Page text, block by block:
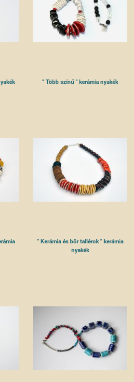
" Több színű " kerámia nyakék
" Kerámia és bőr tallérok " kerámia
nyakék